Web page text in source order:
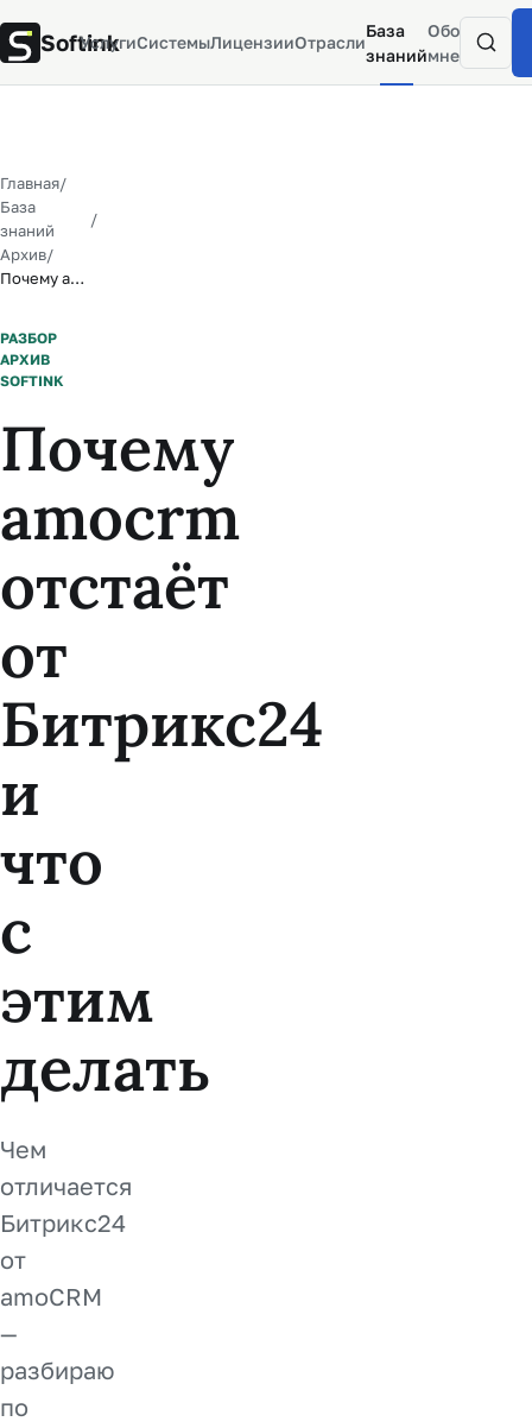
Softink
УслугиСистемыЛицензииОтрасли
База
знаний
Обо
мне
Главная
База
знаний
Архив
Почему amocrm отстаёт от Битрикс24 и что с этим делать
РАЗБОР
АРХИВ
SOFTINK
Почему
amocrm
отстаёт
от
Битрикс24
и
что
с
этим
делать
Чем
отличается
Битрикс24
от
amoCRM
—
разбираю
по